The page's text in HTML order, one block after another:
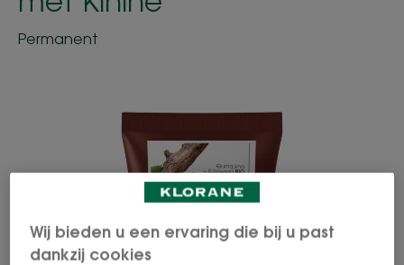
Permanent
Wij bieden u een ervaring die bij u past
dankzij cookies